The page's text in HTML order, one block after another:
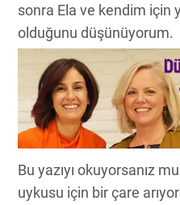
sonra Ela ve kendim için
olduğunu düşünüyorum.
Bu yazıyı okuyorsanız
uykusu için bir çare